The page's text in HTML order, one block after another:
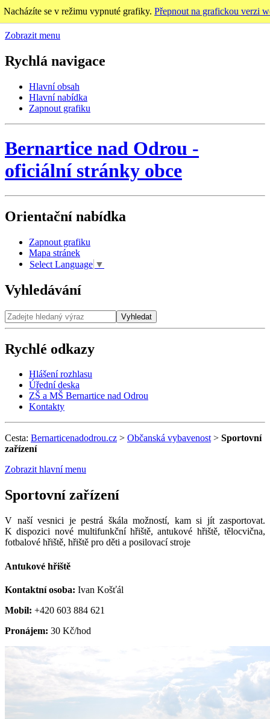
Zobrazit menu
Nacházíte se v režimu vypnuté grafiky.Přepnout na grafickou verzi
Rychlá navigace
Hlavní obsah
Hlavní nabídka
Zapnout grafiku
Bernartice nad Odrou -
oficiální stránky obce
Orientační nabídka
Zapnout grafiku
Mapa stránek
Select Language ▼
Vyhledávání
Vyhledat
Rychlé odkazy
Hlášení rozhlasu
Úřední deska
ZŠ a MŠ Bernartice nad Odrou
Kontakty
Cesta: Bernarticenadodrou.cz > Občanská vybavenost> Sportovní
zařízení
Zobrazit hlavní menu
Sportovní zařízení
V naší vesnici je pestrá škála možností, kam si jít zasportovat.
K dispozici nové multifunkční hřiště, antukové hřiště, tělocvična,
fotbalové hřiště, hřiště pro děti a posilovací stroje
Antukové hřiště
Kontaktní osoba: Ivan Košťál
Mobil: +420 603 884 621
Pronájem: 30 Kč/hod